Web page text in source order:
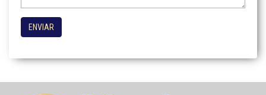
ENVIAR